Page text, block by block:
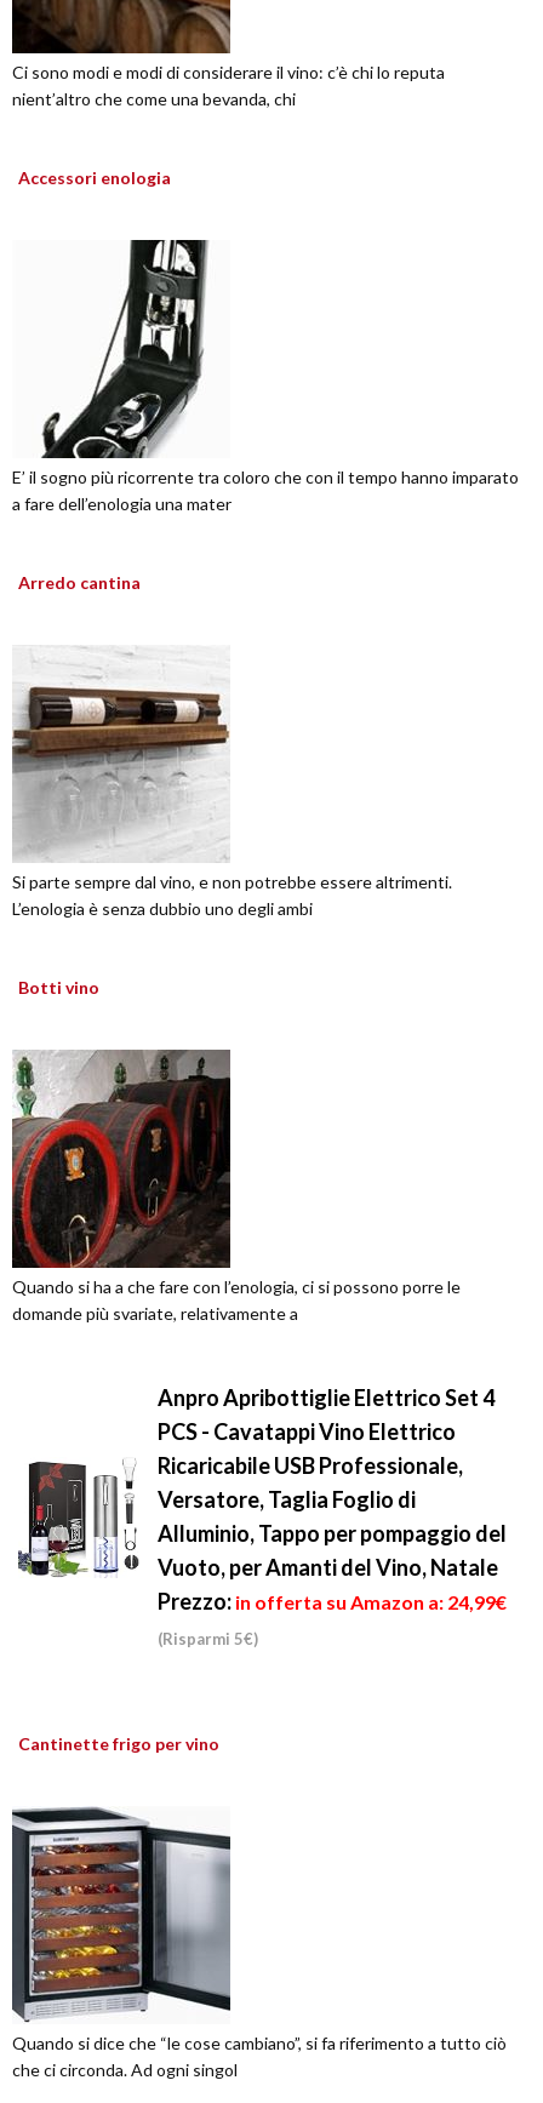
Ci sono modi e modi di considerare il vino: c’è chi lo reputa
nient’altro che come una bevanda, chi
Accessori enologia
E’ il sogno più ricorrente tra coloro che con il tempo hanno imparato
a fare dell’enologia una mater
Arredo cantina
Si parte sempre dal vino, e non potrebbe essere altrimenti.
L’enologia è senza dubbio uno degli ambi
Botti vino
Quando si ha a che fare con l’enologia, ci si possono porre le
domande più svariate, relativamente a
Anpro Apribottiglie Elettrico Set 4
PCS - Cavatappi Vino Elettrico
Ricaricabile USB Professionale,
Versatore, Taglia Foglio di
Alluminio, Tappo per pompaggio del
Vuoto, per Amanti del Vino, Natale
Prezzo: in offerta su Amazon a: 24,99€
(Risparmi 5€)
Cantinette frigo per vino
Quando si dice che “le cose cambiano”, si fa riferimento a tutto ciò
che ci circonda. Ad ogni singol